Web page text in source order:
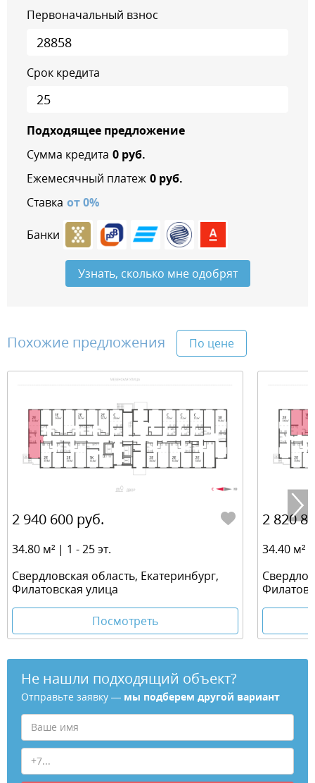
Первоначальный взнос
Срок кредита
Подходящее предложение
Сумма кредита 0руб.
Ежемесячный платеж 0руб.
Ставка от0%
Банки
Узнать, сколько мне одобрят
Похожие предложения По цене
2 940 600 руб.
34.80 м² | 1 - 25 эт.
Свердловская область, Екатеринбург,
Филатовская улица
Посмотреть
2 820
34.40 м²
Не нашли подходящий объект?
Отправьте заявку — мы подберем другой вариант